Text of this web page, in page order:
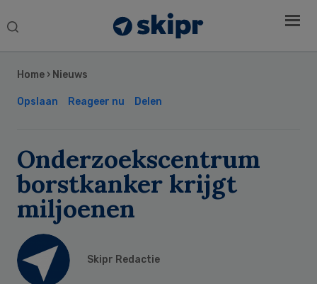
Search
Home › Nieuws
Opslaan Reageer nu Delen
Onderzoekscentrum
borstkanker krijgt
miljoenen
Skipr Redactie
Sidebar